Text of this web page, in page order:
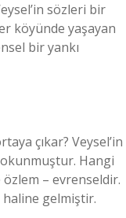
sözleri bir
köyünde yaşayan
bir yankı
çıkar? Veysel’in
Hangi
– evrenseldir.
haline gelmiştir.